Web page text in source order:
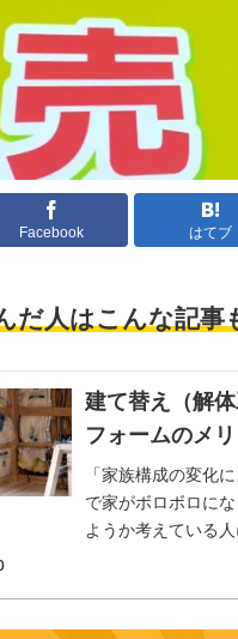
Facebook はてブ
だ人はこんな記事
建て替え（解
フォームのメ
「家族構成の変化
で家がボロボロに
ようか考えている